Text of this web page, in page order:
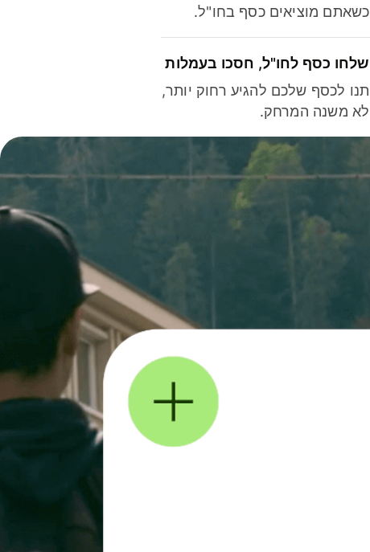
כשאתם מוציאים כסף בחו"ל.
שלחו כסף לחו"ל, חסכו בעמלות
תנו לכסף שלכם להגיע רחוק יותר,
לא משנה המרחק.